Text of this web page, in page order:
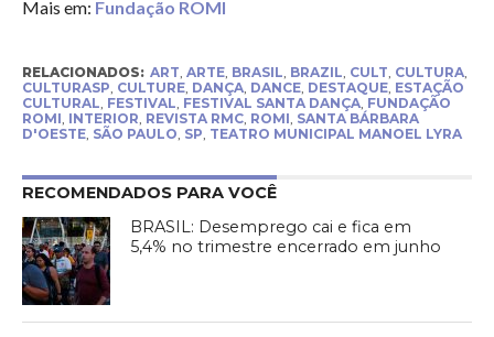
Mais em: Fundação ROMI
RELACIONADOS: ART ARTE, BRASIL BRAZIL CULT CULTURA,
CULTURASP CULTURE, DANÇA, DANCE, DESTAQUE, ESTAÇÃO
CULTURAL FESTIVAL FESTIVAL SANTA DANÇA, FUNDAÇÃO
ROMI INTERIOR REVISTA RMC, ROMI SANTA BÁRBARA
D'OESTE, SÃO PAULO SP TEATRO MUNICIPAL MANOEL LYRA
RECOMENDADOS PARA VOCÊ
BRASIL: Desemprego cai e fica em
5,4% no trimestre encerrado em junho